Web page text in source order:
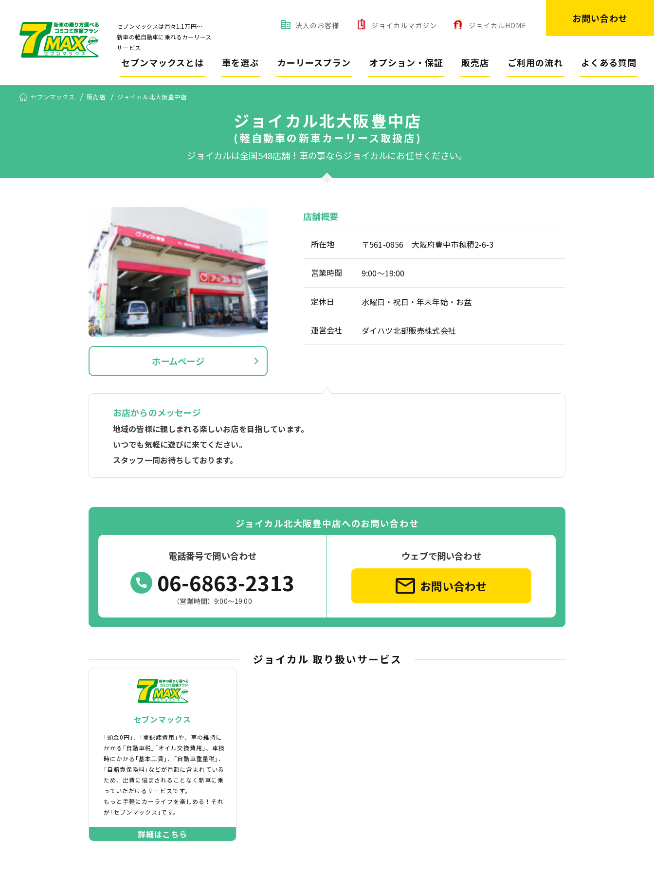
セブンマックスは月々1.1万円〜
新車の軽自動車に乗れるカーリース
サービス
法人のお客様 ジョイカルマガジン ジョイカルHOME
お問い合わせ
セブンマックスとは 車を選ぶ カーリースプラン オプション・保証 販売店 ご利用の流れ よくある質問
セブンマックス 販売店 ジョイカル北大阪豊中店
ジョイカル北大阪豊中店
(軽自動車の新車カーリース取扱店)
ジョイカルは全国548店舗！ 車の事ならジョイカルにお任せください。
ホームページ
店舗概要
所在地 〒561-0856 大阪府豊中市穂積2-6-3
営業時間 9:00〜19:00
定休日 水曜日・祝日・年末年始・お盆
運営会社 ダイハツ北部販売株式会社
お店からのメッセージ
地域の皆様に親しまれる楽しいお店を目指しています。
いつでも気軽に遊びに来てください。
スタッフ一同お待ちしております。
ジョイカル北大阪豊中店へのお問い合わせ
電話番号で問い合わせ
06-6863-2313
（営業時間）9:00〜19:00
ウェブで問い合わせ
お問い合わせ
ジョイカル 取り扱いサービス
セブンマックス
｢頭金0円｣、｢登録諸費用｣や、車の維持に
かかる｢自動車税｣｢オイル交換費用｣、車検
時にかかる｢基本工賃｣、｢自動車重量税｣、
｢自賠責保険料｣などが月額に含まれている
ため、出費に悩まされることなく新車に乗
っていただけるサービスです。
もっと手軽にカーライフを楽しめる！それ
が｢セブンマックス｣です。
詳細はこちら